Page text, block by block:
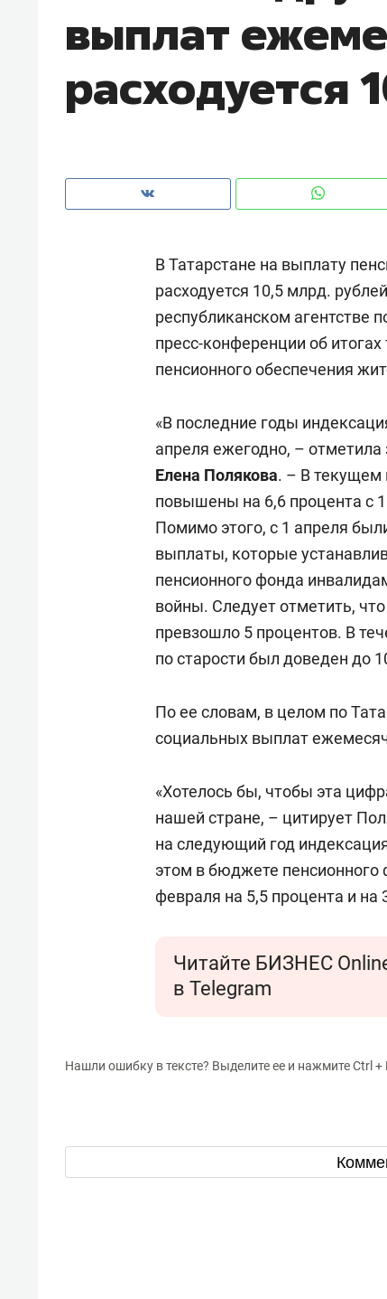
выплат
расходуется
В Татарстане на выплату
расходуется 10,5 млрд.
республиканском агентстве
пресс-конференции об
пенсионного обеспечения
«В последние годы
апреля ежегодно, –
Елена Полякова. – В текущем
повышены на 6,6 процента с
Помимо этого, с 1 апреля
выплаты, которые
пенсионного фонда
войны. Следует отметить,
превзошло 5 процентов. В
по старости был доведен до
По ее словам, в целом по
социальных выплат
«Хотелось бы, чтобы эта
нашей стране, – цитирует
на следующий год
этом в бюджете пенсионного
февраля на 5,5 процента и на
Читайте БИЗНЕС
в Telegram
Нашли ошибку в тексте? Выделите ее и нажмите Ctrl +
чем интересен Оман?
Рекомендуем
Как ГК «МИР ГРУПП» и ВТБ
создают оазис жилого
ID